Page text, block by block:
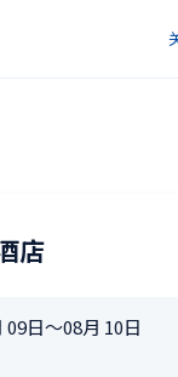
店